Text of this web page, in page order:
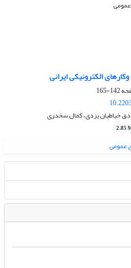
الکترونیکی ایرانی
142-165
خیاطیان یزدی، کمال سخدری
2.85